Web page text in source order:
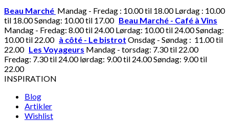
Beau Marché Mandag - Fredag : 10.00 til 18.00 Lørdag : 10.00
til 18.00 Søndag: 10.00 til 17.00 Beau Marché - Café à Vins
Mandag - Fredag: 8.00 til 24.00 Lørdag: 10.00 til 24.00 Søndag:
10.00 til 22.00 à côté - Le bistrot Onsdag - Søndag : 11.00 til
22.00 Les Voyageurs Mandag - torsdag: 7.30 til 22.00
Fredag: 7.30 til 24.00 lørdag: 9.00 til 24.00 Søndag: 9.00 til
22.00
INSPIRATION
Blog
Artikler
Wishlist